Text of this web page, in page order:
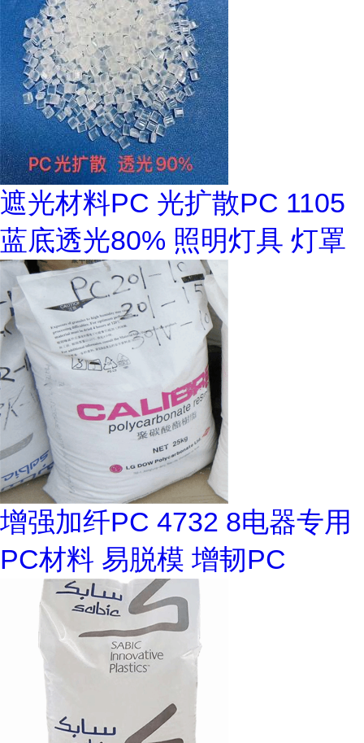
遮光材料PC 光扩散PC 1105
蓝底透光80% 照明灯具 灯罩
增强加纤PC 4732 8电器专用
PC材料 易脱模 增韧PC